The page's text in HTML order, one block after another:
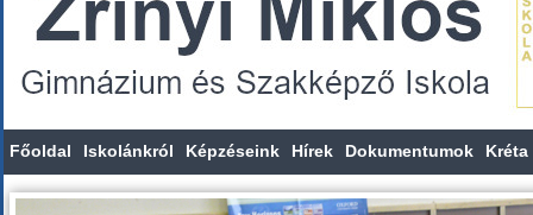
Főoldal Iskolánkról Képzéseink Hírek Dokumentumok